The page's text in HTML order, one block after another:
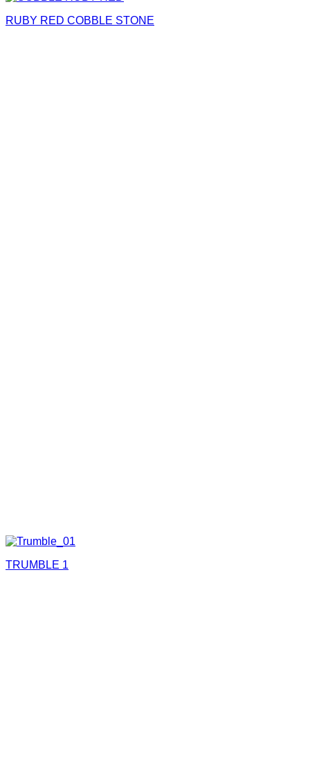
RUBY RED COBBLE STONE
TRUMBLE 1